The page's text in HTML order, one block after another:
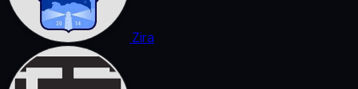
Zira